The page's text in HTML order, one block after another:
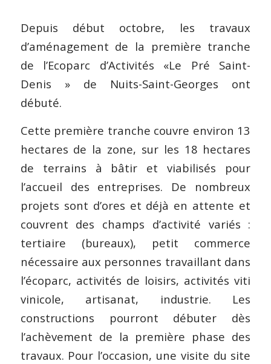
Depuis début octobre, les travaux
d’aménagement de la première tranche
de l’Ecoparc d’Activités «Le Pré Saint-
Denis » de Nuits-Saint-Georges ont
débuté.
Cette première tranche couvre environ 13
hectares de la zone, sur les 18 hectares
de terrains à bâtir et viabilisés pour
l’accueil des entreprises. De nombreux
projets sont d’ores et déjà en attente et
couvrent des champs d’activité variés :
tertiaire (bureaux), petit commerce
nécessaire aux personnes travaillant dans
l’écoparc, activités de loisirs, activités viti
vinicole, artisanat, industrie. Les
constructions pourront débuter dès
l’achèvement de la première phase des
travaux. Pour l’occasion, une visite du site